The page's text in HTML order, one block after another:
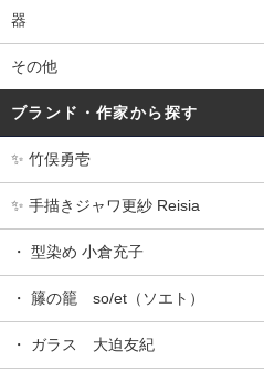
器
その他
ブランド・作家から探す
✨ 竹俣勇壱
✨ 手描きジャワ更紗 Reisia
・ 型染め 小倉充子
・ 籐の籠 so/et（ソエト）
・ ガラス 大迫友紀